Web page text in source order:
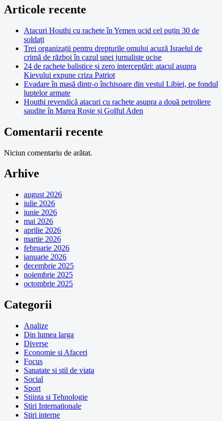
Articole recente
Atacuri Houthi cu rachete în Yemen ucid cel puțin 30 de
soldați
Trei organizații pentru drepturile omului acuză Israelul de
crimă de război în cazul unei jurnaliste ucise
24 de rachete balistice și zero interceptări: atacul asupra
Kievului expune criza Patriot
Evadare în masă dintr-o închisoare din vestul Libiei, pe fondul
luptelor armate
Houthi revendică atacuri cu rachete asupra a două petroliere
saudite în Marea Roșie și Golful Aden
Comentarii recente
Niciun comentariu de arătat.
Arhive
august 2026
iulie 2026
iunie 2026
mai 2026
aprilie 2026
martie 2026
februarie 2026
ianuarie 2026
decembrie 2025
noiembrie 2025
octombrie 2025
Categorii
Analize
Din lumea larga
Diverse
Economie si Afaceri
Focus
Sanatate si stil de viata
Social
Sport
Stiinta si Tehnologie
Stiri Internationale
Stiri interne